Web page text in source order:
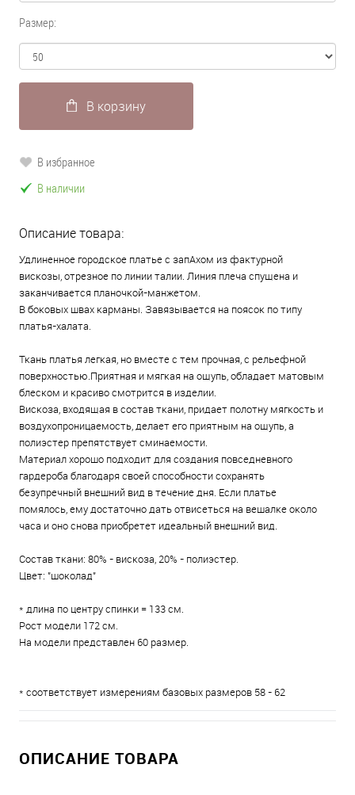
Размер:
В корзину
В избранное
В наличии
Описание товара:
Удлиненное городское платье с запАхом из фактурной
вискозы, отрезное по линии талии. Линия плеча спущена и
заканчивается планочкой-манжетом.
В боковых швах карманы. Завязывается на поясок по типу
платья-халата.
Ткань платья легкая, но вместе с тем прочная, с рельефной
поверхностью.Приятная и мягкая на ощупь, обладает матовым
блеском и красиво смотрится в изделии.
Вискоза, входящая в состав ткани, придает полотну мягкость и
воздухопроницаемость, делает его приятным на ощупь, а
полиэстер препятствует сминаемости.
Материал хорошо подходит для создания повседневного
гардероба благодаря своей способности сохранять
безупречный внешний вид в течение дня. Если платье
помялось, ему достаточно дать отвисеться на вешалке около
часа и оно снова приобретет идеальный внешний вид.
Состав ткани: 80% - вискоза, 20% - полиэстер.
Цвет: "шоколад"
* длина по центру спинки = 133 см.
Рост модели 172 см.
На модели представлен 60 размер.
* соответствует измерениям базовых размеров 58 - 62
ОПИСАНИЕ ТОВАРА